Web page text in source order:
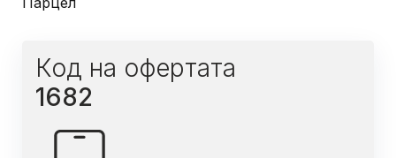
Код на офертата
1682